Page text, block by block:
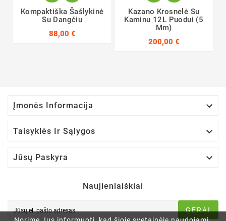
Kompaktiška Šašlykinė
Su Dangčiu
88,00 €
Kazano Krosnelė Su
Kaminu 12L Puodui (5
Mm)
200,00 €
Įmonės Informacija 
Taisyklės Ir Sąlygos 
Jūsų Paskyra 
Naujienlaiškiai
GERAI